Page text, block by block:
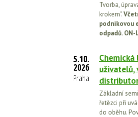
Tvorba,
krokem".
podnikovou
odpadů.
5.10.
2026
Praha
uživatelů,
Základní
řetězci při
do oběhu.